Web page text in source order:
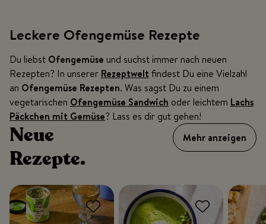
Leckere Ofengemüse Rezepte
Du liebst Ofengemüse und suchst immer nach neuen
Rezepten? In unserer Rezeptweltfindest Du eine Vielzahl
an Ofengemüse Rezepten. Was sagst Du zu einem
vegetarischen Ofengemüse Sandwich oder leichtem Lachs
Päckchen mit Gemüse? Lass es dir gut gehen!
Neue
Rezepte.
Mehr anzeigen